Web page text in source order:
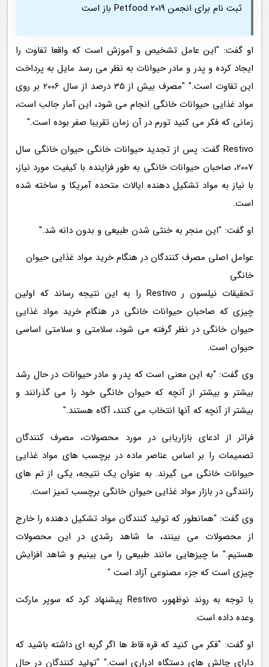
ثبت نام برای انجمن Petfood 2019 باز است
او گفت: "این عامل تشخیص و آموزش است که واقعا تفاوت را
ایجاد کرده و پدر و مادر حیوانات به نظر می رسد مایل به پرداخت
این تفاوت است." "مصرف بیش از 35 درصد از سال 2006 بر روی
مواد غذایی حیوانات خانگی انجام می شود، این آمار جالب است،
زمانی که فکر می کنید تورم در آن زمان تقریبا صفر بوده است."
Restivo گفت: پس از تجدید حیوانات خانگی حیوان خانگی سال
2007، صاحبان حیوانات خانگی به طور فزاینده با کیفیت مورد نیاز،
با نیاز به مواد تشکیل دهنده ایالات متحده آمریکا و ساخته شده
است.
او گفت: "این منجر به خنثی شدن طبیعی و بدون دانه شد."
عوامل اصلی مصرف کنندگان در هنگام خرید مواد غذایی حیوان
خانگی
تحقیقات نیلسون ر Restivo را به این نتیجه رساند که اولین
چیزی که صاحبان حیوانات خانگی در هنگام خرید مواد غذایی
حیوان خانگی در نظر گرفته می شود، سلامتی و سلامتی اساسی
حیوان است.
وی گفت: "به این معنی است که پدر و مادر حیوانات در حال رشد
بیشتر و بیشتر از آنچه که حیوان خانگی خود را می گذرانند و
بیشتر از آنچه که آنها انتخاب می کنند، آگاه هستند."
فراتر از ادعای بازاریابی در مورد محصولات، مصرف کنندگان
تصمیمات را بر اساس عناصر ماده در برچسب های مواد غذایی
حیوانات خانگی می گیرند. به عنوان یک نتیجه، یکی از تم های
رانندگی در بازار مواد غذایی حیوان خانگی برچسب تمیز است.
وی گفت: "همانطور که تولید کنندگان مواد تشکیل دهنده را خارج
از محصولات می بینند، ما شاهد رشدی در این محصولات
هستیم." ما چیزهایی مانند طبیعی را می بینیم و شاهد افزایش
چیزی است که جزء مصنوعی آزاد است "
با توجه به روند نوظهور، Restivo پیشنهاد کرد که سوپر مارکت
وعده داده است.
او گفت: "فکر می کنید که قره قاط ها اگر گربه ای داشته باشید که
دارای چالش های دستگاه ادراری است." "تولید کنندگان در حال